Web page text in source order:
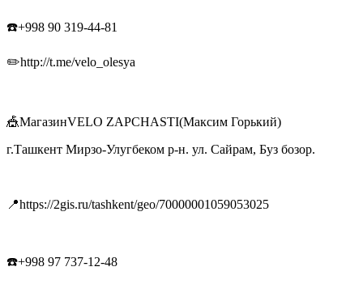
☎️+998 90 319-44-81
✏️http://t.me/velo_olesya
🎪МагазинVELO ZAPCHASTI(Максим Горький)
г.Ташкент Мирзо-Улугбеком р-н. ул. Сайрам, Буз бозор.
📍https://2gis.ru/tashkent/geo/70000001059053025
☎️+998 97 737-12-48